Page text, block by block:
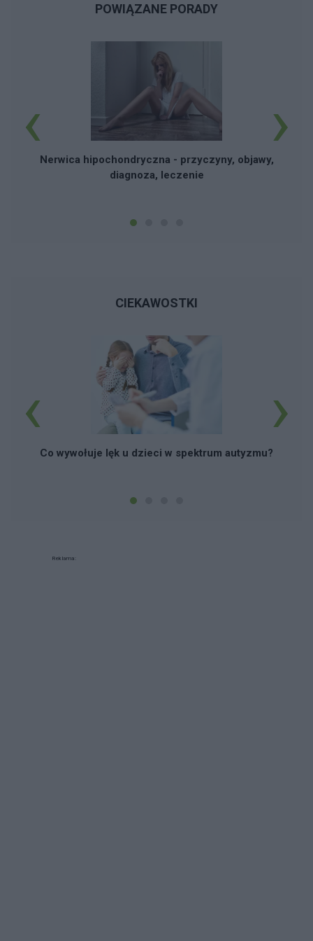
POWIĄZANE PORADY
Nerwica hipochondryczna - przyczyny, objawy,
diagnoza, leczenie
‹ ›
CIEKAWOSTKI
Co wywołuje lęk u dzieci w spektrum autyzmu?
‹ ›
Reklama: